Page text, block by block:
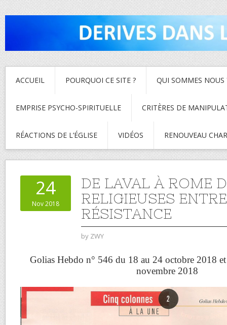
ACCUEIL POURQUOI CE SITE ? QUI SOMMES NOUS
EMPRISE PSYCHO-SPIRITUELLE CRITÈRES DE
RÉACTIONS DE L’ÉGLISE VIDÉOS RENOUVEAU
24
Nov 2018
DE LAVAL À ROME
RELIGIEUSES
RÉSISTANCE
by ZWY
Golias Hebdo n° 546 du 18 au 24 octobre 2018
novembre 2018